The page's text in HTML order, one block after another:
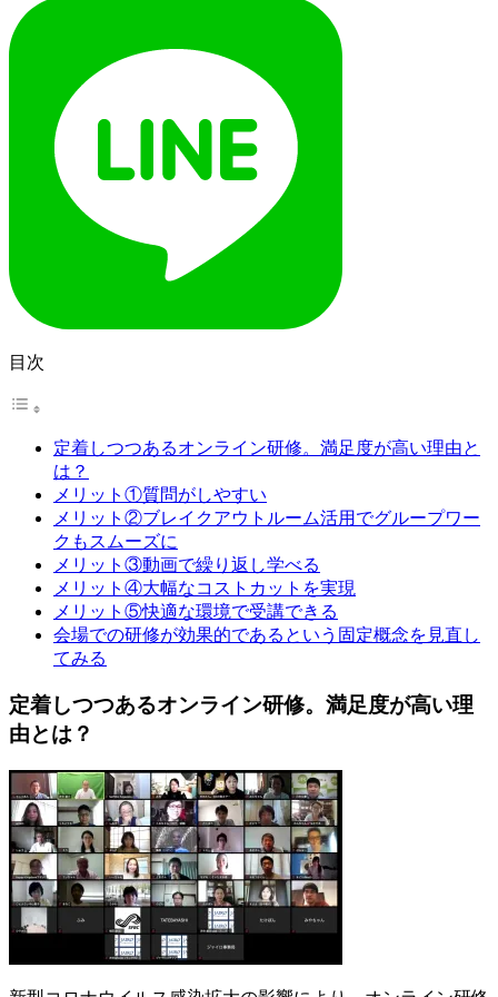
目次
定着しつつあるオンライン研修。満足度が高い理由と
は？
メリット①質問がしやすい
メリット②ブレイクアウトルーム活用でグループワー
クもスムーズに
メリット③動画で繰り返し学べる
メリット④大幅なコストカットを実現
メリット⑤快適な環境で受講できる
会場での研修が効果的であるという固定概念を見直し
てみる
定着しつつあるオンライン研修。満足度が高い理
由とは？